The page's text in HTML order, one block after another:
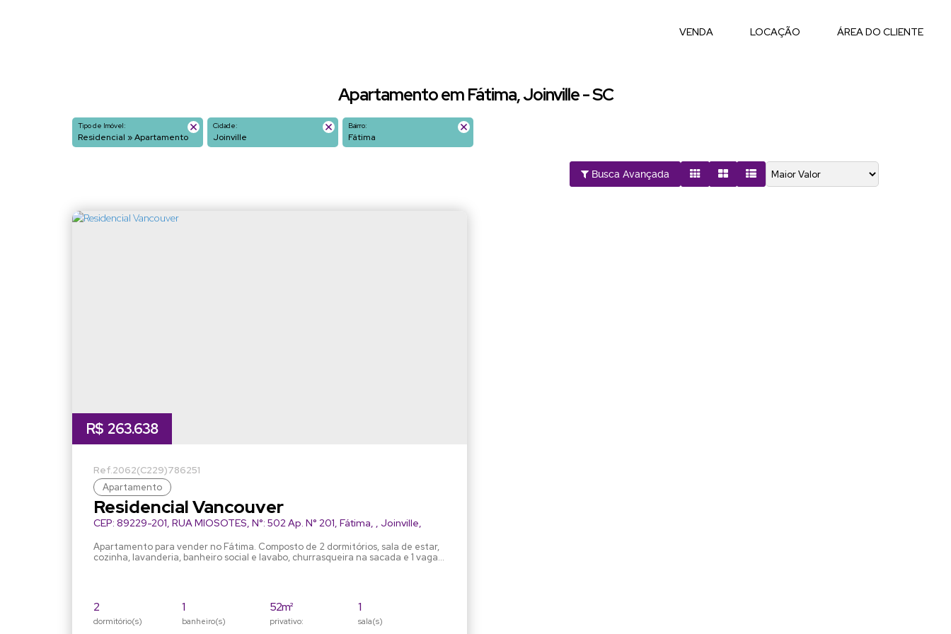
ÁREA DO CLIENTE
LOCAÇÃO
VENDA
Apartamento em Fátima, Joinville - SC
Tipo de Imóvel:
Residencial » Apartamento
Cidade:
Joinville
Bairro:
Fátima
Busca Avançada
R$ 263.638
Residencial Vancouver
Apartamento
2062(C229)786251
CEP: 89229-201 RUA MIOSOTES N°: 502 Ap. N° 201 Fátima Joinville
2
dormitório(s)
1
banheiro(s) privativo:
52m² 1
sala(s)
Apartamento para vender no Fátima. Composto de 2 dormitórios, sala de estar,
cozinha, lavanderia, banheiro social e lavabo, churrasqueira na sacada e 1 vaga